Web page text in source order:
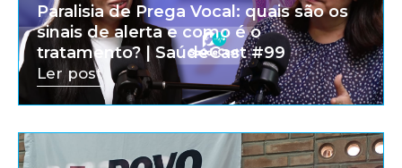
Paralisia de Prega Vocal: quais são os
sinais de alerta e como é o
tratamento? | SaúdeCast #99
Ler post